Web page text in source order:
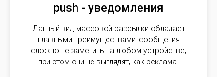
push - уведомления
Данный вид массовой рассылки обладает
главными преимуществами: сообщения
сложно не заметить на любом устройстве,
при этом они не выглядят, как реклама.